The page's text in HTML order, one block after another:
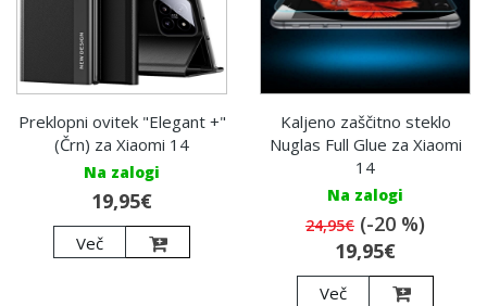
Preklopni ovitek "Elegant +"
(Črn) za Xiaomi 14
Na zalogi
19,95€
Več
Kaljeno zaščitno steklo
Nuglas Full Glue za Xiaomi
14
Na zalogi
24,95€ (-20 %)
19,95€
Več